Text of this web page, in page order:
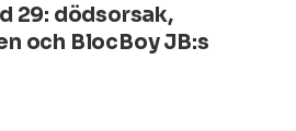
29: dödsorsak,
och BlocBoy JB:s